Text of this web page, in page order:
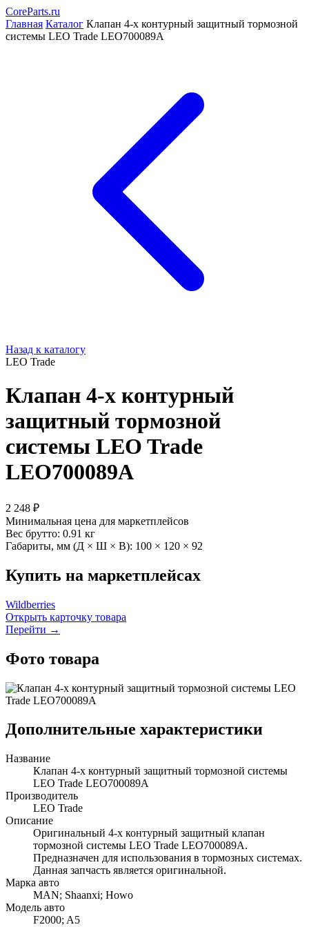
CoreParts.ru
Главная Каталог Клапан 4-х контурный защитный тормозной
системы LEO Trade LEO700089A
Назад к каталогу
LEO Trade
Клапан 4-х контурный
защитный тормозной
системы LEO Trade
LEO700089A
2 248 ₽
Минимальная цена для маркетплейсов
Вес брутто: 0.91 кг
Габариты, мм (Д × Ш × В): 100 × 120 × 92
Купить на маркетплейсах
Wildberries
Открыть карточку товара
Перейти →
Фото товара
Дополнительные характеристики
Название
Клапан 4-х контурный защитный тормозной системы
LEO Trade LEO700089A
Производитель
LEO Trade
Описание
Оригинальный 4-х контурный защитный клапан
тормозной системы LEO Trade LEO700089A.
Предназначен для использования в тормозных системах.
Данная запчасть является оригинальной.
Марка авто
MAN; Shaanxi; Howo
Модель авто
F2000; A5